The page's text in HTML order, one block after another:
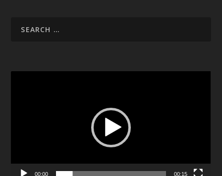
00:00 00:15